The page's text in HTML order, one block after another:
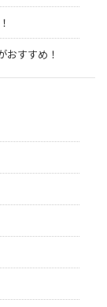
おすすめ！